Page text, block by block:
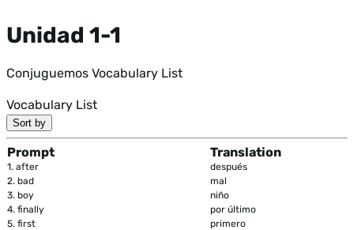
Unidad 1-1
Conjuguemos Vocabulary List
Vocabulary List
Sort by
Prompt Translation
1. after
después
2. bad
mal
3. boy
niño
4. finally
por último
5. first
primero